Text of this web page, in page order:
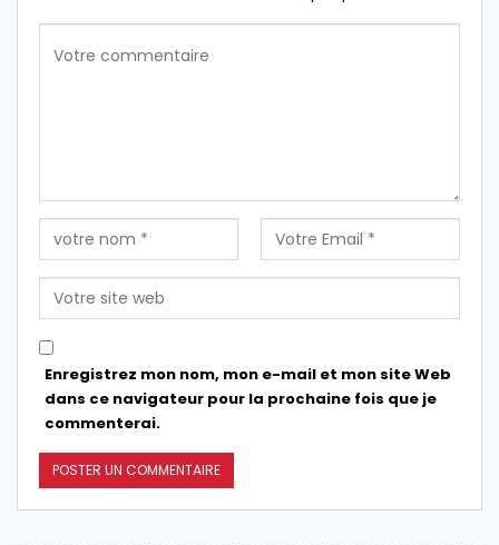
Enregistrez mon nom, mon e-mail et mon site Web
dans ce navigateur pour la prochaine fois que je
commenterai.